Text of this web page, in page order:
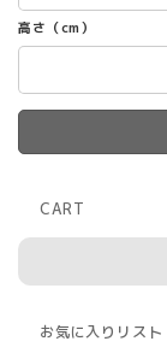
高さ（cm）
CART
お気に入りリスト